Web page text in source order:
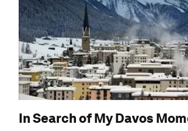
In Search of My Davos